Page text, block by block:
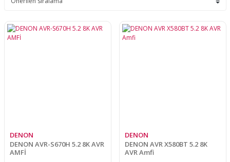
DENON
DENON AVR-S670H 5.2 8K AVR
AMFİ
DENON
DENON AVR X580BT 5.2 8K
AVR Amfi